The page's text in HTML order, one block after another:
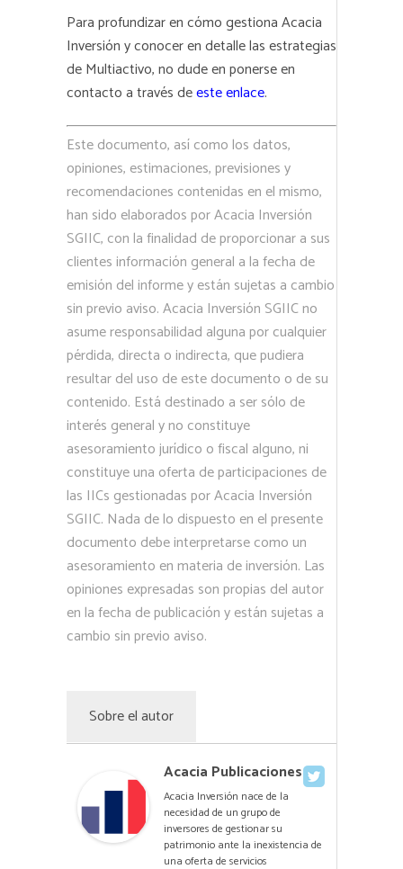
Para profundizar en cómo gestiona Acacia
Inversión y conocer en detalle las estrategias
de Multiactivo, no dude en ponerse en
contacto a través deeste enlace.
Este documento, así como los datos,
opiniones, estimaciones, previsiones y
recomendaciones contenidas en el mismo,
han sido elaborados por Acacia Inversión
SGIIC, con la finalidad de proporcionar a sus
clientes información general a la fecha de
emisión del informe y están sujetas a cambio
sin previo aviso. Acacia Inversión SGIIC no
asume responsabilidad alguna por cualquier
pérdida, directa o indirecta, que pudiera
resultar del uso de este documento o de su
contenido. Está destinado a ser sólo de
interés general y no constituye
asesoramiento jurídico o fiscal alguno, ni
constituye una oferta de participaciones de
las IICs gestionadas por Acacia Inversión
SGIIC. Nada de lo dispuesto en el presente
documento debe interpretarse como un
asesoramiento en materia de inversión. Las
opiniones expresadas son propias del autor
en la fecha de publicación y están sujetas a
cambio sin previo aviso.
Sobre el autor
Acacia Publicaciones
Acacia Inversión nace de la
necesidad de un grupo de
inversores de gestionar su
patrimonio ante la inexistencia de
una oferta de servicios